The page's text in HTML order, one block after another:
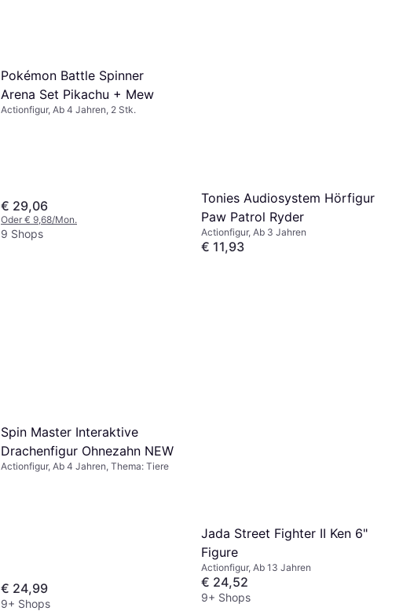
Pokémon Battle Spinner
Arena Set Pikachu + Mew
Actionfigur, Ab 4 Jahren, 2 Stk.
€ 29,06
Oder € 9,68/Mon.
9 Shops
Tonies Audiosystem Hörfigur
Paw Patrol Ryder
Actionfigur, Ab 3 Jahren
€ 11,93
Spin Master Interaktive
Drachenfigur Ohnezahn NEW
Actionfigur, Ab 4 Jahren, Thema: Tiere
€ 24,99
9+ Shops
Jada Street Fighter II Ken 6"
Figure
Actionfigur, Ab 13 Jahren
€ 24,52
9+ Shops